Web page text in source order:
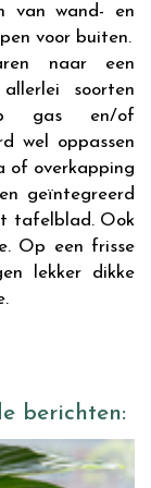
van wand- en
voor buiten.
naar een
soorten
gas en/of
wel oppassen
of overkapping
geïntegreerd
tafelblad. Ook
Op een frisse
lekker dikke
berichten: